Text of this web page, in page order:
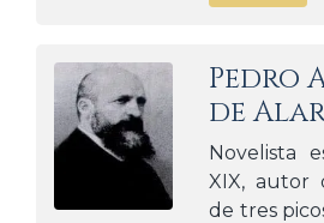
Pedro
de
Novelista
XIX, autor
de tres